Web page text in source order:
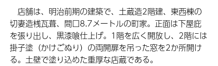
店舗は、明治前期の建築で、土蔵造2階建、東西棟の
切妻造桟瓦葺、間口8.7メートルの町家。正面は下屋庇
を張り出し、黒漆喰仕上げ。1階を広く開放し、2階には
掛子塗（かけごぬり）の両開扉を吊った窓を2か所開け
る。土壁で塗り込めた重厚な店蔵である。